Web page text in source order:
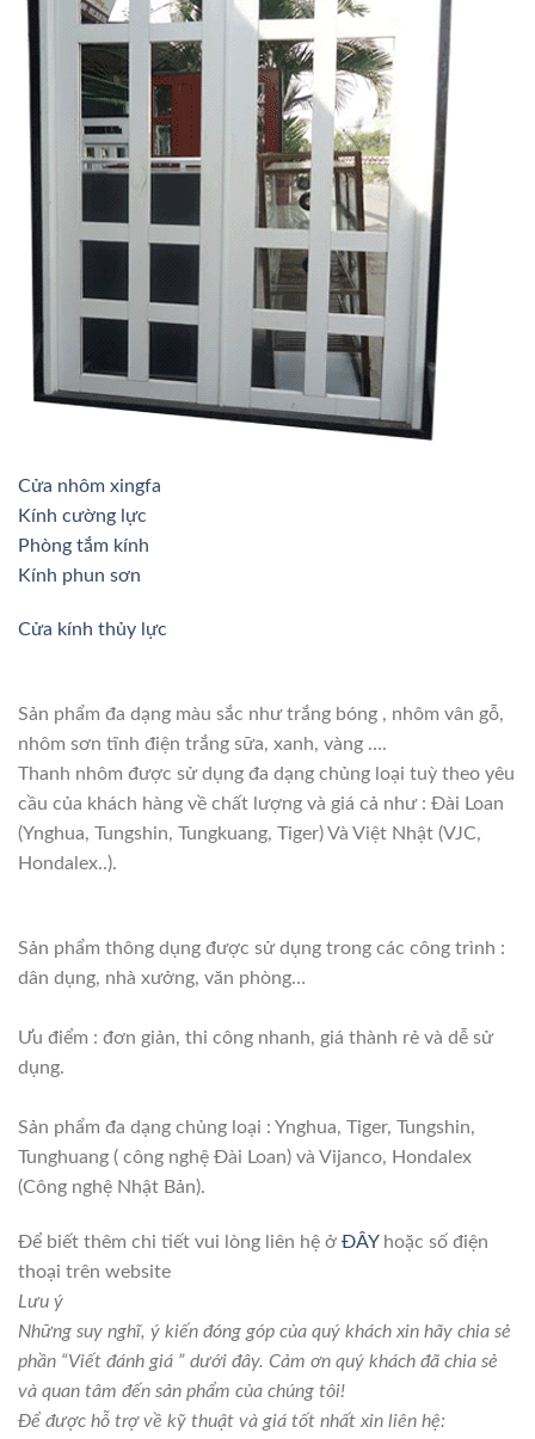
Cửa nhôm xingfa
Kính cường lực
Phòng tắm kính
Kính phun sơn
Cửa kính thủy lực
Sản phẩm đa dạng màu sắc như trắng bóng , nhôm vân gỗ,
nhôm sơn tĩnh điện trắng sữa, xanh, vàng ….
Thanh nhôm được sử dụng đa dạng chủng loại tuỳ theo yêu
cầu của khách hàng về chất lượng và giá cả như : Đài Loan
(Ynghua, Tungshin, Tungkuang, Tiger) Và Việt Nhật (VJC,
Hondalex..).
Sản phẩm thông dụng được sử dụng trong các công trình :
dân dụng, nhà xưởng, văn phòng…
Ưu điểm : đơn giản, thi công nhanh, giá thành rẻ và dễ sử
dụng.
Sản phẩm đa dạng chủng loại : Ynghua, Tiger, Tungshin,
Tunghuang ( công nghệ Đài Loan) và Vijanco, Hondalex
(Công nghệ Nhật Bản).
Để biết thêm chi tiết vui lòng liên hệ ở ĐÂYhoặc số điện
thoại trên website
Lưu ý
Những suy nghĩ, ý kiến đóng góp của quý khách xin hãy chia sẻ
phần “Viết đánh giá ” dưới đây. Cảm ơn quý khách đã chia sẻ
và quan tâm đến sản phẩm của chúng tôi!
Để được hỗ trợ về kỹ thuật và giá tốt nhất xin liên hệ: